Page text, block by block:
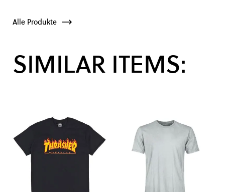
Alle Produkte
SIMILAR ITEMS: